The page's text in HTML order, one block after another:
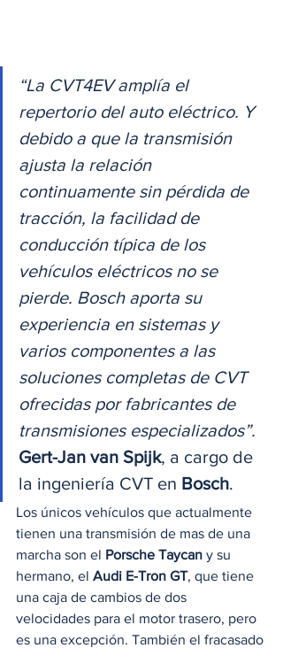
“La CVT4EV amplía el
repertorio del auto eléctrico. Y
debido a que la transmisión
ajusta la relación
continuamente sin pérdida de
tracción, la facilidad de
conducción típica de los
vehículos eléctricos no se
pierde. Bosch aporta su
experiencia en sistemas y
varios componentes a las
soluciones completas de CVT
ofrecidas por fabricantes de
transmisiones especializados”.
Gert-Jan van Spijk, a cargo de
la ingeniería CVT en Bosch.
Los únicos vehículos que actualmente
tienen una transmisión de mas de una
marcha son el Porsche Taycan y su
hermano, el Audi E-Tron GT, que tiene
una caja de cambios de dos
velocidades para el motor trasero, pero
es una excepción. También el fracasado